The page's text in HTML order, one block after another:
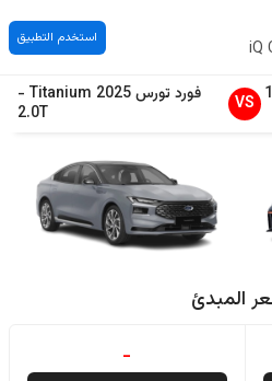
استخدم التطبيق
VS فوردتورس2025
Titanium
-
2.0T
المبدئ
-